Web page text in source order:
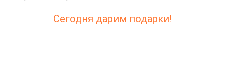
Сегодня дарим подарки!